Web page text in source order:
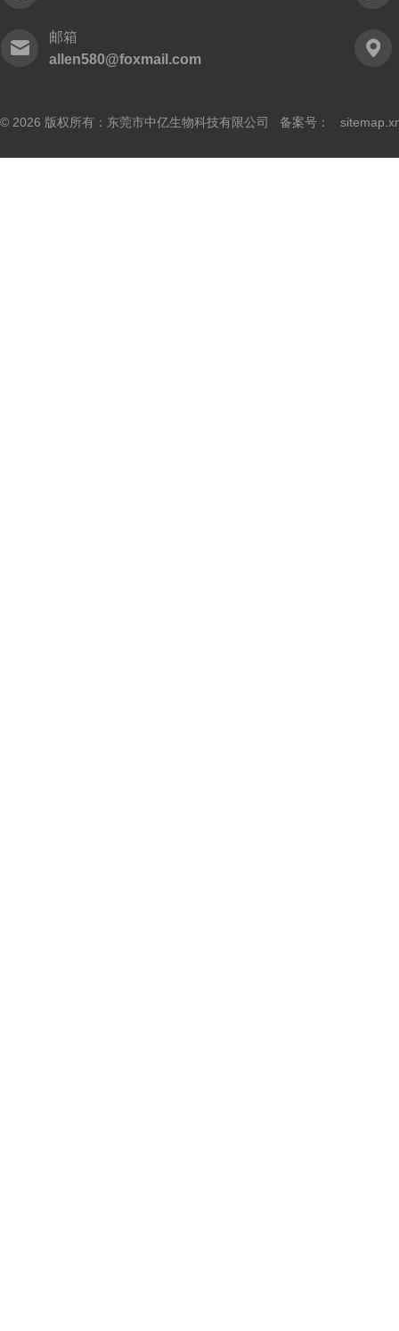
邮箱
allen580@foxmail.com
© 2026 版权所有：东莞市中亿生物科技有限公司 备案号：